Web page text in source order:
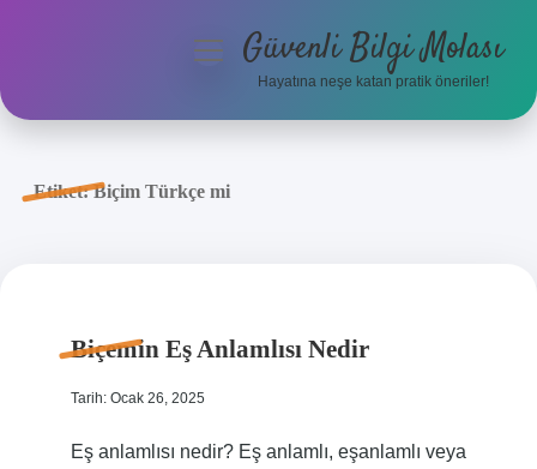
Anasayfa
menüyüGüvenli Bilgi Molası
Hayatına neşe katan pratik öneriler!
Etiket:Biçim Türkçe mi
Biçemin Eş Anlamlısı Nedir
Tarih: Ocak 26, 2025
Eş anlamlısı nedir? Eş anlamlı, eşanlamlı veya